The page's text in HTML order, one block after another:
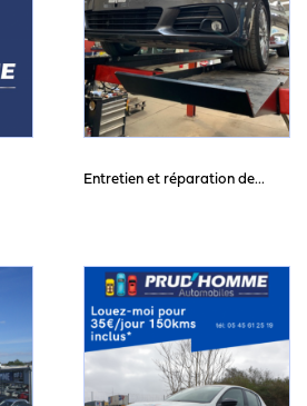
Entretien et réparation de...